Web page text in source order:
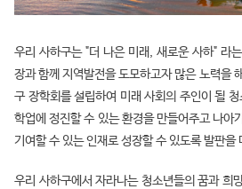
우리 사하구는 "더 나은 미래, 새로운 사하" 라
장과 함께 지역발전을 도모하고자 많은 노력을
구 장학회를 설립하여 미래 사회의 주인이 될
학업에 정진할 수 있는 환경을 만들어주고 나아
기여할 수 있는 인재로 성장할 수 있도록 발판을
우리 사하구에서 자라나는 청소년들의 꿈과 희